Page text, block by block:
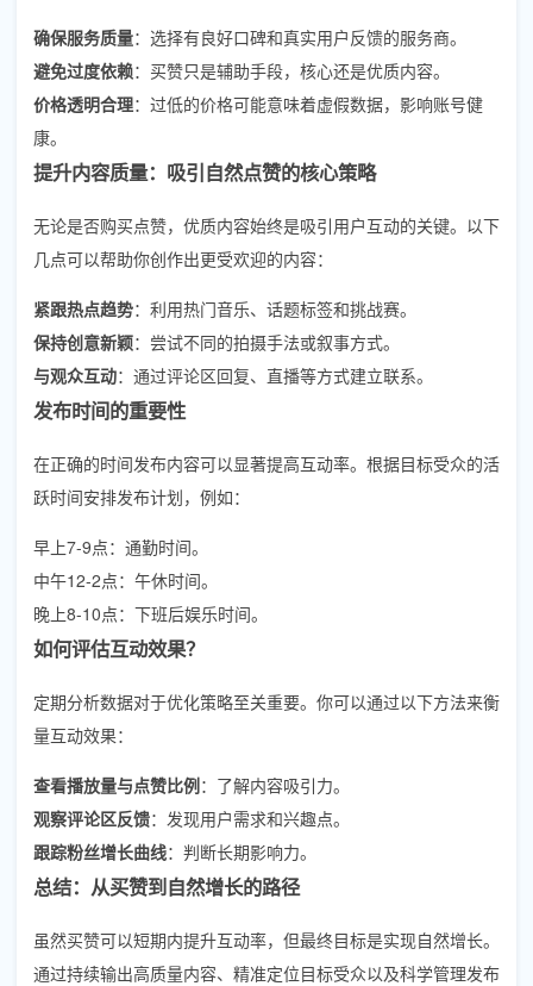
确保服务质量：选择有良好口碑和真实用户反馈的服务商。
避免过度依赖：买赞只是辅助手段，核心还是优质内容。
价格透明合理：过低的价格可能意味着虚假数据，影响账号健
康。
提升内容质量：吸引自然点赞的核心策略
无论是否购买点赞，优质内容始终是吸引用户互动的关键。以下
几点可以帮助你创作出更受欢迎的内容：
紧跟热点趋势：利用热门音乐、话题标签和挑战赛。
保持创意新颖：尝试不同的拍摄手法或叙事方式。
与观众互动：通过评论区回复、直播等方式建立联系。
发布时间的重要性
在正确的时间发布内容可以显著提高互动率。根据目标受众的活
跃时间安排发布计划，例如：
早上7-9点：通勤时间。
中午12-2点：午休时间。
晚上8-10点：下班后娱乐时间。
如何评估互动效果？
定期分析数据对于优化策略至关重要。你可以通过以下方法来衡
量互动效果：
查看播放量与点赞比例：了解内容吸引力。
观察评论区反馈：发现用户需求和兴趣点。
跟踪粉丝增长曲线：判断长期影响力。
总结：从买赞到自然增长的路径
虽然买赞可以短期内提升互动率，但最终目标是实现自然增长。
通过持续输出高质量内容、精准定位目标受众以及科学管理发布